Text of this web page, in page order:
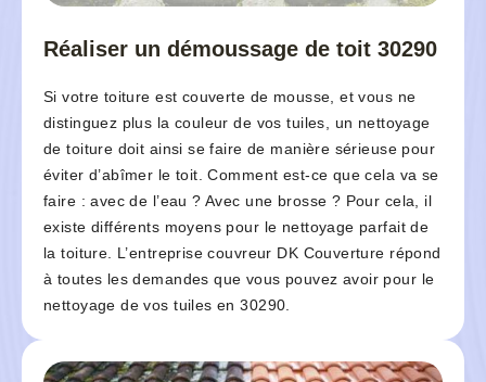
Réaliser un démoussage de toit 30290
Si votre toiture est couverte de mousse, et vous ne
distinguez plus la couleur de vos tuiles, un nettoyage
de toiture doit ainsi se faire de manière sérieuse pour
éviter d’abîmer le toit. Comment est-ce que cela va se
faire : avec de l’eau ? Avec une brosse ? Pour cela, il
existe différents moyens pour le nettoyage parfait de
la toiture. L’entreprise couvreur DK Couverture répond
à toutes les demandes que vous pouvez avoir pour le
nettoyage de vos tuiles en 30290.